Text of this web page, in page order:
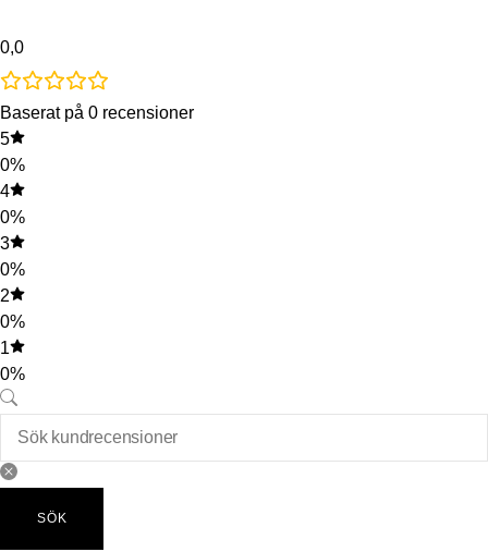
0,0
Baserat på 0 recensioner
5
0%
4
0%
3
0%
2
0%
1
0%
SÖK